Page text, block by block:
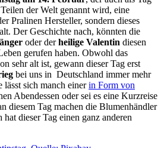
der Welt genannt wird, eine
Pralinen Hersteller, sondern dieses
Der Geschichte nach, könnten die
oder derheilige Valentin diesen
gerufen haben. Obwohl das
sehr alt ist, gewann dieser Tag erst
bei uns in Deutschland immer mehr
lässt sich manch einerin Form von
Abendessen oder sei es eine Kurzreise
diesem Tag machen die Blumenhändler
hat dieser Tag einen ganz anderen